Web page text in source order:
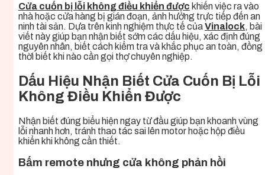
Cửa cuốn bị lỗi không điều khiển được khiến việc ra vào
nhà hoặc cửa hàng bị gián đoạn, ảnh hưởng trực tiếp đến an
ninh tài sản. Dựa trên kinh nghiệm thực tế củaVinalock, bài
viết này giúp bạn nhận biết sớm các dấu hiệu, xác định đúng
nguyên nhân, biết cách kiểm tra và khắc phục an toàn, đồng
thời biết khi nào cần gọi thợ chuyên nghiệp.
Dấu Hiệu Nhận Biết Cửa Cuốn Bị Lỗi
Không Điều Khiển Được
Nhận biết đúng biểu hiện ngay từ đầu giúp bạn khoanh vùng
lỗi nhanh hơn, tránh thao tác sai lên motor hoặc hộp điều
khiển khi không cần thiết.
Bấm remote nhưng cửa không phản hồi